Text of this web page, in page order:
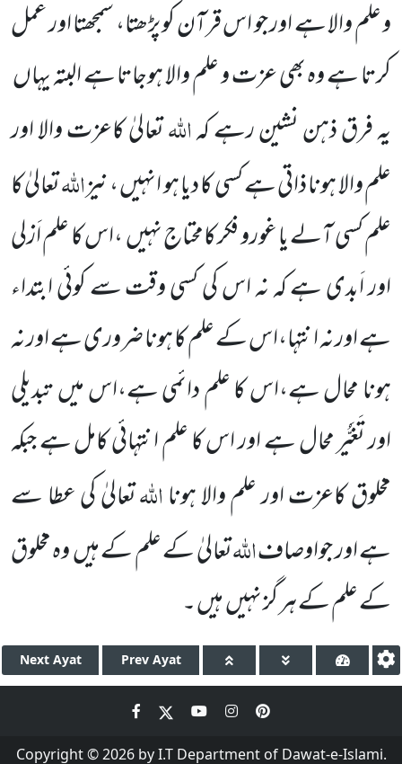
و علم والا ہے اور جو اس قرآن کو پڑھتا، سمجھتا اور عمل
کرتا ہے وہ بھی عزت و علم والا ہوجاتا ہے البتہ یہاں
یہ فرق ذہن نشین رہے کہاللہتعالیٰ کاعزت والا اور
علم والا ہونا ذاتی ہے کسی کا دیا ہو انہیں ، نیزاللہتعالیٰ کا
علم کسی آلے یا غورو فکر کامحتاج نہیں ،اس کا علم اَزلی
اور اَبدی ہے کہ نہ اس کی کسی وقت سے کوئی ابتداء
ہے اور نہ انتہا،اس کے علم کا ہونا ضروری ہے اور نہ
ہونا محال ہے،اس کا علم دائمی ہے،اس میں تبدیلی
اور تَغَیُّر محال ہے اور اس کا علم انتہائی کامل ہے جبکہ
مخلوق کاعزت اور علم والا ہونااللہتعالیٰ کی عطا سے
ہے اور جواوصافاللہتعالیٰ کے علم کے ہیں وہ مخلوق
کے علم کے ہر گز نہیں ہیں ۔
Next Ayat Prev Ayat
Copyright © 2026 by I.T Department of Dawat-e-Islami.